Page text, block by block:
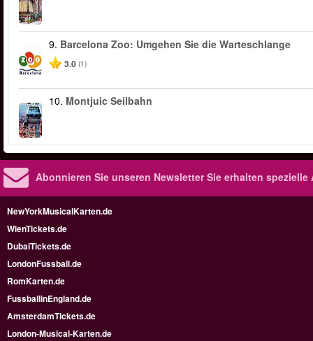
9. Barcelona Zoo: Umgehen Sie die Warteschlange
3.0 (1)
10. Montjuic Seilbahn
Abonnieren Sie unseren NewsletterSie erhalten spezielle
NewYorkMusicalKarten.de
WienTickets.de
DubaiTickets.de
LondonFussball.de
RomKarten.de
FussballinEngland.de
AmsterdamTickets.de
London-Musical-Karten.de